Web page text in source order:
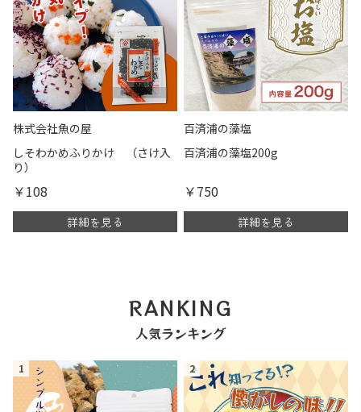
株式会社魚の屋
しそわかめふりかけ （さけ入
り）
￥108
詳細を見る
百済浦の藻塩
百済浦の藻塩200g
￥750
詳細を見る
RANKING
人気ランキング
1 2